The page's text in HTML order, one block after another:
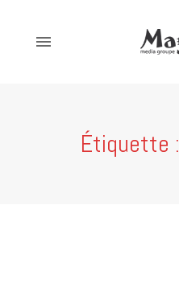
Étiquette :